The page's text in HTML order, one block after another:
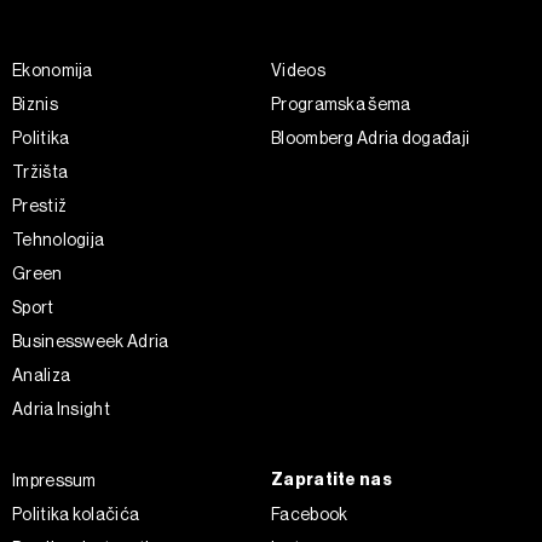
Ekonomija
Biznis
Politika
Tržišta
Prestiž
Tehnologija
Green
Sport
Businessweek Adria
Analiza
Adria Insight
Videos
Programska šema
Bloomberg Adria događaji
Impressum
Politika kolačića
Zapratite nas
Facebook